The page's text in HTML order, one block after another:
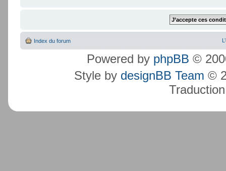
Index du forum
Powered by phpBB ©
Style by designBB Team ©